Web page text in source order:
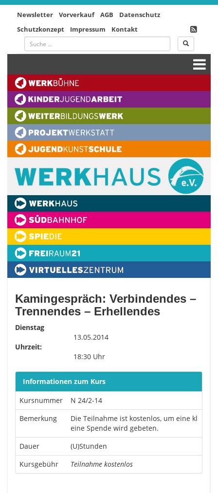
Newsletter Vorverkauf AGB
Datenschutz
Schutzkonzept
Impressum Kontakt
Kamingespräch: Verbindendes –
Trennendes – Erhellendes
Dienstag
13.05.2014
Uhrzeit:
18:30 Uhr
Informationen zum Kurs
Kursnummer
N 24/2-14
Bemerkung
Die Teilnahme ist kostenlos, um eine kl
eine Spende wird gebeten.
Dauer
(U)Stunden
Kursgebühr
Teilnahme kostenlos